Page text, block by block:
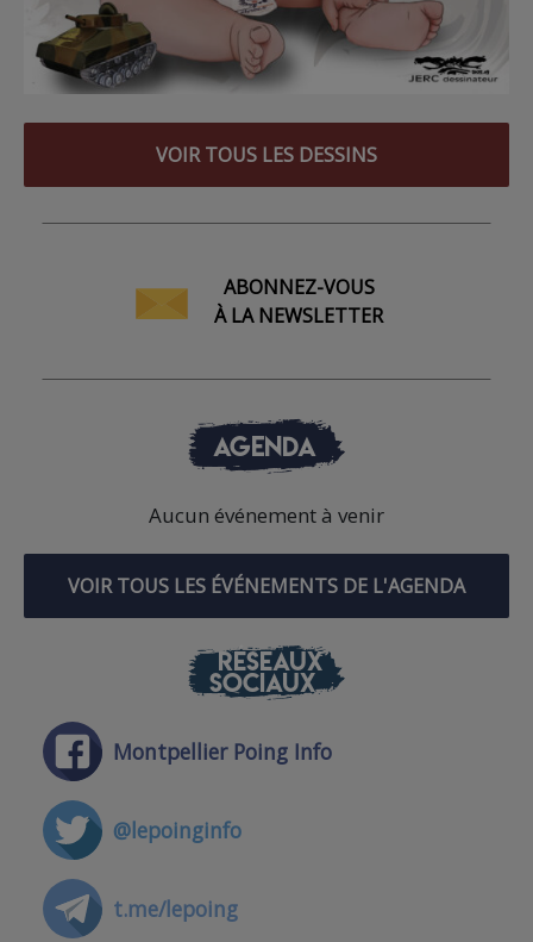
VOIR TOUS LES DESSINS
ABONNEZ-VOUS
À LA NEWSLETTER
AGENDA
Aucun événement à venir
VOIR TOUS LES ÉVÉNEMENTS DE L'AGENDA
RÉSEAUX
SOCIAUX
Montpellier Poing Info
@lepoinginfo
t.me/lepoing